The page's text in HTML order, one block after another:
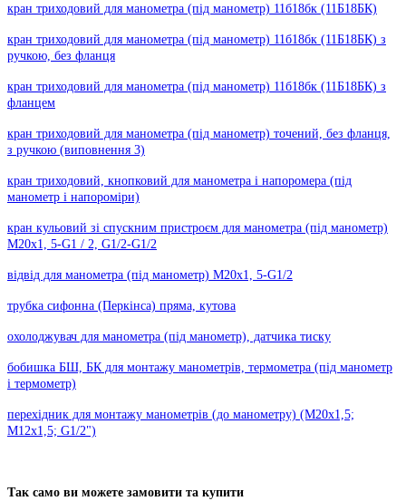
кран триходовий для манометра (під манометр) 11б18бк (11Б18БК)
кран триходовий для манометра (під манометр) 11б18бк (11Б18БК) з
ручкою, без фланця
кран триходовий для манометра (під манометр) 11б18бк (11Б18БК) з
фланцем
кран триходовий для манометра (під манометр) точений, без фланця,
з ручкою (виповнення 3)
кран триходовий, кнопковий для манометра і напоромера (під
манометр і напороміри)
кран кульовий зі спускним пристроєм для манометра (під манометр)
М20х1, 5-G1 / 2, G1/2-G1/2
відвід для манометра (під манометр) М20х1, 5-G1/2
трубка сифонна (Перкінса) пряма, кутова
охолоджувач для манометра (під манометр), датчика тиску
бобишка БШ, БК для монтажу манометрів, термометра (під манометр
і термометр)
перехідник для монтажу манометрів (до манометру) (М20х1,5;
М12х1,5; G1/2")
Так само ви можете замовити та купити